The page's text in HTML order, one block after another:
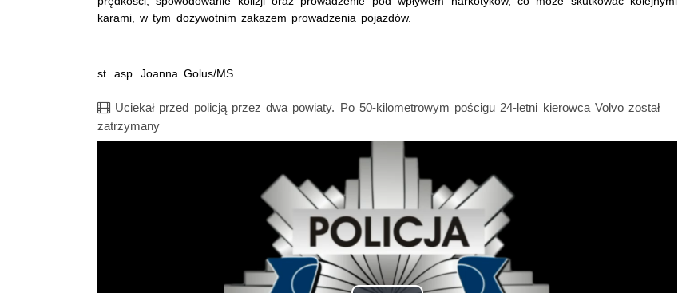
karami, w tym dożywotnim zakazem prowadzenia pojazdów.
st. asp. Joanna Golus/MS
Film
Uciekał przed policją przez dwa powiaty. Po 50‑kilometrowym pościgu 24‑letni kierowca Volvo został
zatrzymany